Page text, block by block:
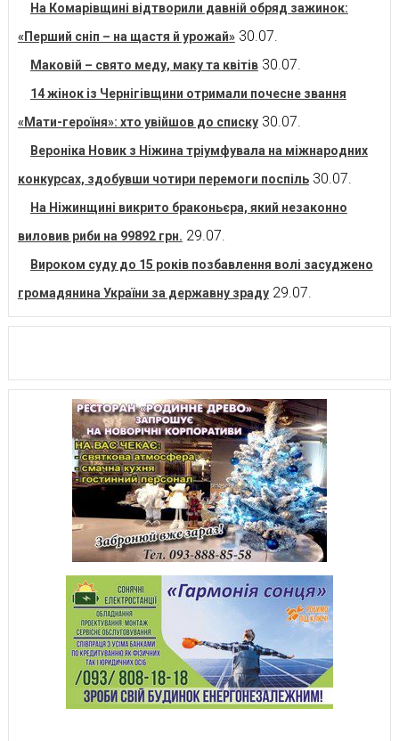
На Комарівщині відтворили давній обряд зажинок:
«Перший сніп – на щастя й урожай» 30.07.
Маковій – свято меду, маку та квітів 30.07.
14 жінок із Чернігівщини отримали почесне звання
«Мати-героїня»: хто увійшов до списку 30.07.
Вероніка Новик з Ніжина тріумфувала на міжнародних
конкурсах, здобувши чотири перемоги поспіль 30.07.
На Ніжинщині викрито браконьєра, який незаконно
виловив риби на 99892 грн. 29.07.
Вироком суду до 15 років позбавлення волі засуджено
громадянина України за державну зраду 29.07.